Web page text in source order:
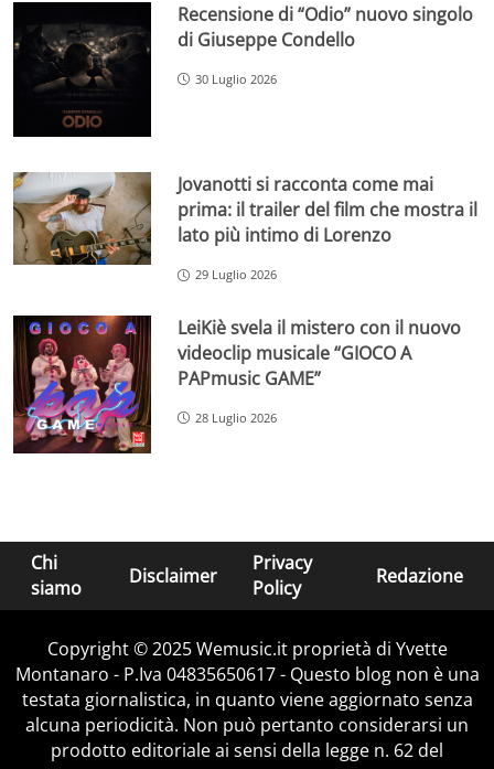
Recensione di “Odio” nuovo singolo
di Giuseppe Condello
30 Luglio 2026
Jovanotti si racconta come mai
prima: il trailer del film che mostra il
lato più intimo di Lorenzo
29 Luglio 2026
LeiKiè svela il mistero con il nuovo
videoclip musicale “GIOCO A
PAPmusic GAME”
28 Luglio 2026
Chi
siamo
Disclaimer
Privacy
Policy
Redazione
Copyright © 2025 Wemusic.it proprietà di Yvette
Montanaro - P.Iva 04835650617 - Questo blog non è una
testata giornalistica, in quanto viene aggiornato senza
alcuna periodicità. Non può pertanto considerarsi un
prodotto editoriale ai sensi della legge n. 62 del